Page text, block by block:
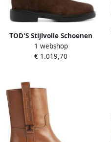
TOD'S Stijlvolle Schoenen
voor nen en Brown
1 webshop
€ 1.019,70